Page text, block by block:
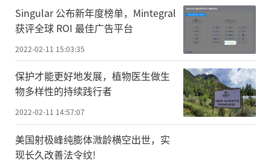
Singular 公布新年度榜单，Mintegral
获评全球 ROI 最佳广告平台
2022-02-11 15:03:35
保护才能更好地发展，植物医生做生
物多样性的持续践行者
2022-02-11 14:57:07
美国射极峰纯膨体溦龄横空出世，实
现长久改善法令纹!